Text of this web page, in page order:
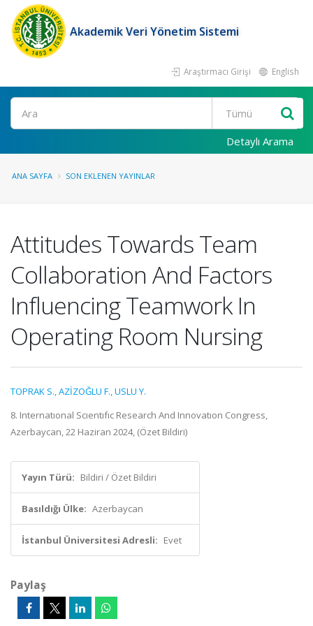
Akademik Veri Yönetim Sistemi
Araştırmacı Girişi English
Ara
Detaylı Arama
ANA SAYFA SON EKLENEN YAYINLAR
Attitudes Towards Team
Collaboration And Factors
Influencing Teamwork In
Operating Room Nursing
TOPRAK S.,AZİZOĞLU F.,USLU Y.
8. Internatıonal Scıentıfıc Research And Innovatıon Congress,
Azerbaycan, 22 Haziran 2024, (Özet Bildiri)
Yayın Türü: Bildiri / Özet Bildiri
Basıldığı Ülke: Azerbaycan
İstanbul Üniversitesi Adresli: Evet
Paylaş